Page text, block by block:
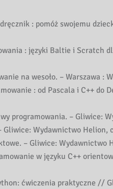
: pomóż swojemu
: języki Baltie i Scratch
na wesoło. – Warszawa :
: od Pascala i C++ do
programowania. – Gliwice:
Wydawnictwo Helion,
– Gliwice: Wydawnictwo
w języku C++
ćwiczenia praktyczne //